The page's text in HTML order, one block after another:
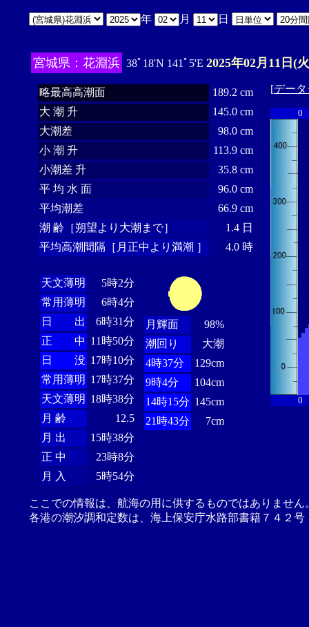
年 月 日
宮城県：花淵浜 38ﾟ18'N 141ﾟ5'E 2025年02月11日(
略最高高潮面
189.2 cm
大 潮 升
145.0 cm
大潮差
98.0 cm
小 潮 升
113.9 cm
小潮差 升
35.8 cm
平 均 水 面
96.0 cm
平均潮差
66.9 cm
潮 齢［朔望より大潮まで］
1.4 日
平均高潮間隔［月正中より満潮 ］
4.0 時
天文薄明
5時2分
常用薄明
6時4分
日 出
6時31分
正 中 11時50分
日 没 17時10分
常用薄明 17時37分
天文薄明 18時38分
月 齢
12.5
月 出
15時38分
正 中
23時8分
月 入
5時54分
月輝面
98%
潮回り
大潮
4時37分
129cm
9時4分
104cm
14時15分 145cm
21時43分
7cm
[デー
0
0
ここでの情報は、航海の用に供するものではありませ
各港の潮汐調和定数は、海上保安庁水路部書籍７４２